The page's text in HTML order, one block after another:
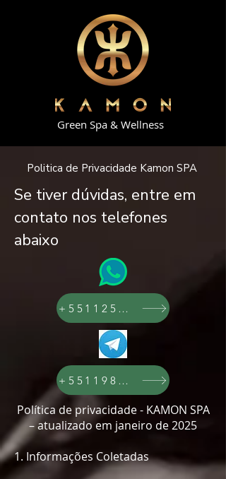
Green Spa & Wellness
Politica de Privacidade Kamon SPA
Se tiver dúvidas, entre em
contato nos telefones
abaixo
+551125971940
+5511989782971
Política de privacidade - KAMON SPA
– atualizado em janeiro de 2025
1. Informações Coletadas